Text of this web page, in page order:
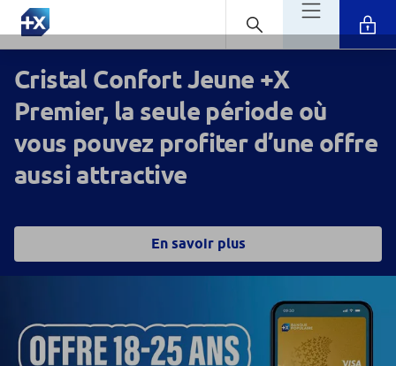
Cristal Confort Jeune +X
Premier, la seule période où
vous pouvez profiter d’une offre
aussi attractive
En savoir plus